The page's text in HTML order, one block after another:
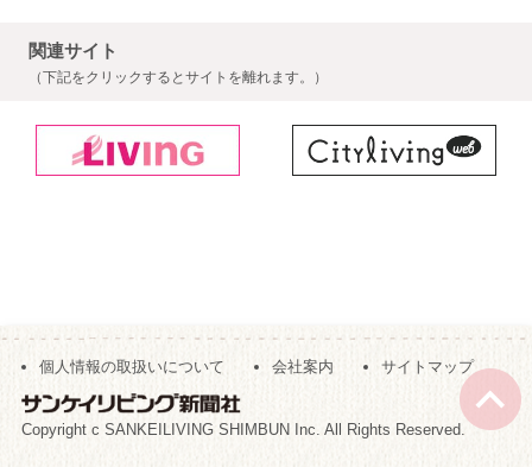
関連サイト
（下記をクリックするとサイトを離れます。）
個人情報の取扱いについて 会社案内 サイトマップ
Copyright c SANKEILIVING SHIMBUN Inc. All Rights Reserved.